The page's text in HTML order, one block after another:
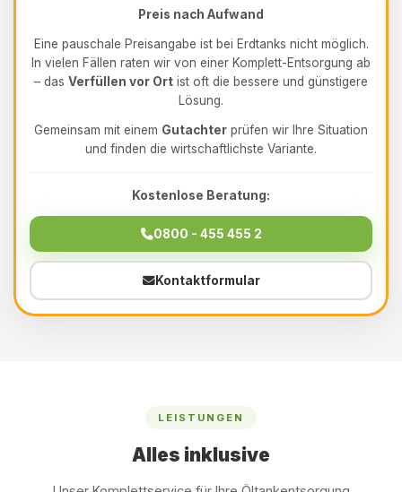
Preis nach Aufwand
Eine pauschale Preisangabe ist bei Erdtanks nicht möglich.
In vielen Fällen raten wir von einer Komplett-Entsorgung ab
– das Verfüllen vor Ort ist oft die bessere und günstigere
Lösung.
Gemeinsam mit einem Gutachter prüfen wir Ihre Situation
und finden die wirtschaftlichste Variante.
Kostenlose Beratung:
0800 - 455 455 2
Kontaktformular
LEISTUNGEN
Alles inklusive